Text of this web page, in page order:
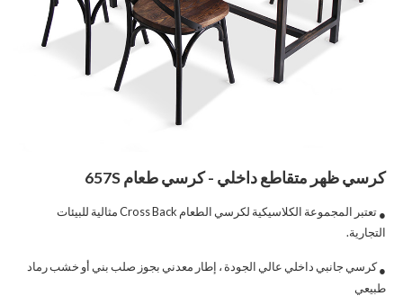
كرسي ظهر متقاطع داخلي - كرسي طعام 657S
●
تعتبر المجموعة الكلاسيكية لكرسي الطعام Cross Back مثالية للبيئات
التجارية.
● كرسي جانبي داخلي عالي الجودة ، إطار معدني بجوز صلب بني أو خشب رماد
طبيعي